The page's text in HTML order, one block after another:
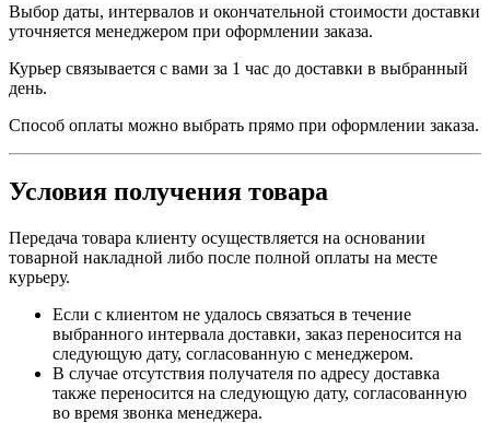
Выбор даты, интервалов и окончательной стоимости доставки
уточняется менеджером при оформлении заказа.
Курьер связывается с вами за 1 час до доставки в выбранный
день.
Способ оплаты можно выбрать прямо при оформлении заказа.
Условия получения товара
Передача товара клиенту осуществляется на основании
товарной накладной либо после полной оплаты на месте
курьеру.
Если с клиентом не удалось связаться в течение
выбранного интервала доставки, заказ переносится на
следующую дату, согласованную с менеджером.
В случае отсутствия получателя по адресу доставка
также переносится на следующую дату, согласованную
во время звонка менеджера.